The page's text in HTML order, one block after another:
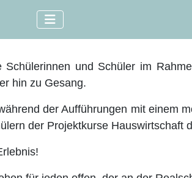
und Schüler im
hin zu Gesang.
der Aufführungen mit einem
der Projektkurse Hauswirtschaft